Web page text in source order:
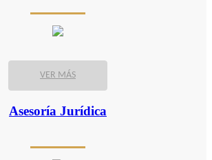
VER MÁS
Asesoría Jurídica